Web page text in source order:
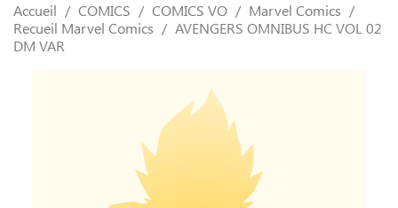
Accueil COMICS COMICS VO
Marvel Comics
Recueil Marvel Comics
AVENGERS OMNIBUS HC VOL 02
DM VAR